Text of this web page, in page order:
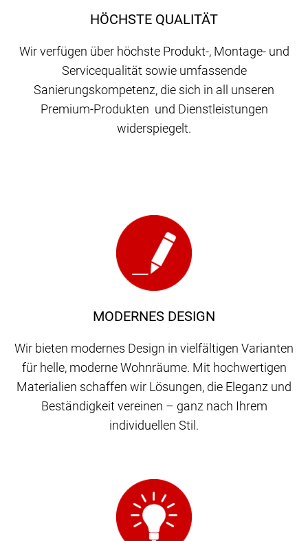
HÖCHSTE QUALITÄT
Wir verfügen über höchste Produkt-, Montage- und
Servicequalität sowie umfassende
Sanierungskompetenz, die sich in all unseren
Premium-Produkten und Dienstleistungen
widerspiegelt.
MODERNES DESIGN
Wir bieten modernes Design in vielfältigen Varianten
für helle, moderne Wohnräume. Mit hochwertigen
Materialien schaffen wir Lösungen, die Eleganz und
Beständigkeit vereinen – ganz nach Ihrem
individuellen Stil.